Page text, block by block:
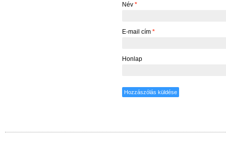
Név *
E-mail cím *
Honlap